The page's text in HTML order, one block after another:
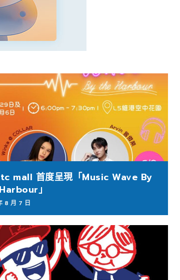
mall 首度呈現「Music Wave By
」
8 月 7 日